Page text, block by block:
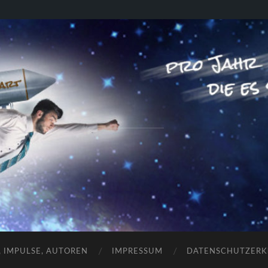
RAKETENSTART
Pro Jahr 77 kreative Ideen, die es schaffen können ...
IMPULSE, AUTOREN IMPRESSUM